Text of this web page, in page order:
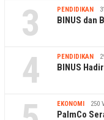
3 PENDIDIKAN
BINUS dan
4 PENDIDIKAN
BINUS
EKONOMI 250
PalmCo